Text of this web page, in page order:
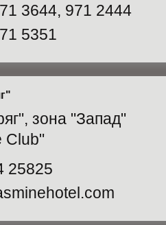
3644, 971 2444
5351
зона "Запад"
Club"
25825